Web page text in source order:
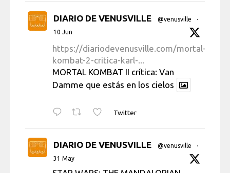
DIARIO DE VENUSVILLE @venusville
·
10 Jun
https://diariodevenusville.com/mortal-
kombat-2-critica-karl-...
MORTAL KOMBAT II crítica: Van
Damme que estás en los cielos
Twitter
DIARIO DE VENUSVILLE @venusville
·
31 May